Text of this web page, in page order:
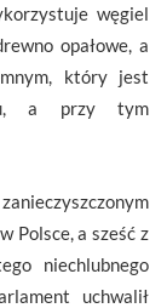
węgiel
opałowe, a
który jest
a przy tym
Polsce, a sześć z
niechlubnego
uchwalił